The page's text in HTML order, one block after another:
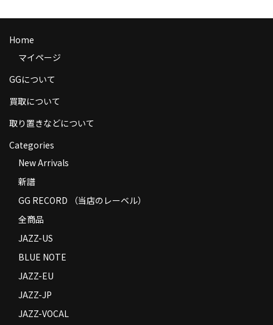
商品の発送
お支払い方法
Privacy Policy
特定商取引法に基づく表示
Home
マイページ
GGについて
買取について
取り置きなどについて
Categories
New Arrivals
新譜
GG RECORD （当店のレーベル）
全商品
JAZZ-US
BLUE NOTE
JAZZ-EU
JAZZ-JP
JAZZ-VOCAL